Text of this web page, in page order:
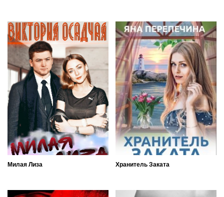
Милая Лиза Хранитель Заката